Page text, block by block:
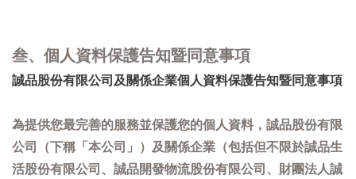
叁、個人資料保護告知暨同意事項
誠品股份有限公司及關係企業個人資料保護告知暨同意事項
為提供您最完善的服務並保護您的個人資料，誠品股份有限
公司（下稱「本公司」）及關係企業（包括但不限於誠品生
活股份有限公司、誠品開發物流股份有限公司、財團法人誠